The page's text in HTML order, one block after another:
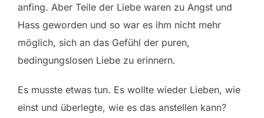
anfing. Aber Teile der Liebe waren zu Angst und
Hass geworden und so war es ihm nicht mehr
möglich, sich an das Gefühl der puren,
bedingungslosen Liebe zu erinnern.
Es musste etwas tun. Es wollte wieder Lieben, wie
einst und überlegte, wie es das anstellen kann?